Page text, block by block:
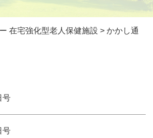
在宅強化型老人保健施設 > かかし通
号
号